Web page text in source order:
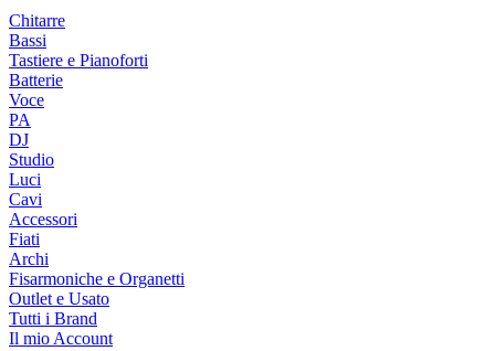
Chitarre
Bassi
Tastiere e Pianoforti
Batterie
Voce
PA
DJ
Studio
Luci
Cavi
Accessori
Fiati
Archi
Fisarmoniche e Organetti
Outlet e Usato
Tutti i Brand
Il mio Account